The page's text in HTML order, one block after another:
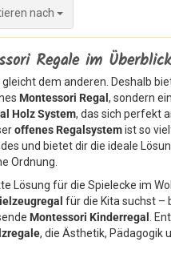
nach
nach
Regale im
dem anderen. Deshalb
Montessori Regal , sondern ein
Holz System, das sich perfekt
offenes Regalsystemist so
und bietet dir die ideale
Ordnung.
Lösung für die Spielecke im
für die Kita suchst –
Montessori Kinderregal
.
, die Ästhetik, Pädagogik